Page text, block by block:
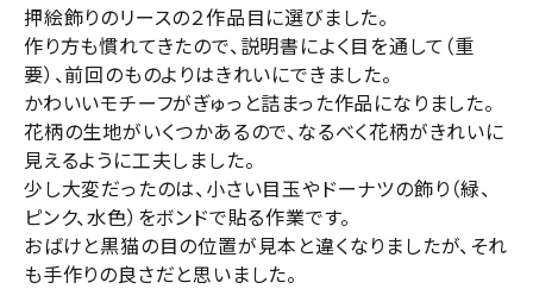
押絵飾りのリースの２作品目に選びました。
作り方も慣れてきたので、説明書によく目を通して（重
要）、前回のものよりはきれいにできました。
かわいいモチーフがぎゅっと詰まった作品になりました。
花柄の生地がいくつかあるので、なるべく花柄がきれいに
見えるように工夫しました。
少し大変だったのは、小さい目玉やドーナツの飾り（緑、
ピンク、水色）をボンドで貼る作業です。
おばけと黒猫の目の位置が見本と違くなりましたが、それ
も手作りの良さだと思いました。